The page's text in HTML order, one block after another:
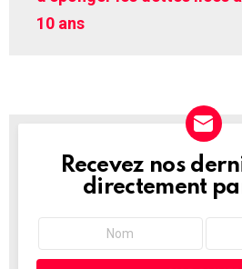
10 ans
NEWSLETTER
Recevez nos
directement